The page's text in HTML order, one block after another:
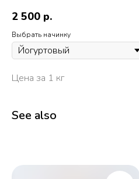
2 500 р.
Выбрать начинку
Цена за 1 кг
See also